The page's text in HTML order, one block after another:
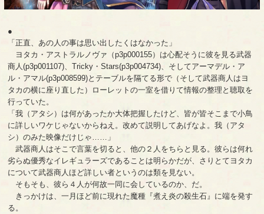
●
「正直、あの人の事は思い出したくはなかった」
ヨタカ・アストラルノヴァ（p3p000155）は心配そうに彼を見る武器
商人(p3p001107)、Tricky・Stars(p3p004734)、そしてアーマデル・ア
ル・アマル(p3p008599)とテーブルを隔てる形で（そして武器商人はヨ
タカの横に座り直した）ローレットの一室を借りて情報の整理と聴取を
行っていた。
「我（アタシ）は何があったか大体把握したけど、皆が皆そこまで小鳥
に詳しいワケじゃないからねえ。改めて説明してあげなよ。我（アタ
シ）のみた映像だけじゃ……」
武器商人はそこで言葉を切ると、他の２人をちらと見る。彼らは何れ
劣らぬ優秀なイレギュラーズであることは明らかだが、さりとてヨタカ
について武器商人ほど詳しい者というのは類を見ない。
そもそも、彼ら４人が何故一同に会しているのか、だ。
きっかけは、一月ほど前に現れた魔種『煮え炎の殺生石』に端を発す
る。